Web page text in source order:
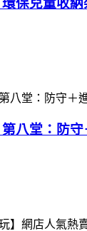
環保兒童收納
第八堂：防